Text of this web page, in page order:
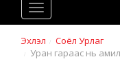
Toggle
navigation
Эхлэл
Соёл Урлаг
Уран гараас нь